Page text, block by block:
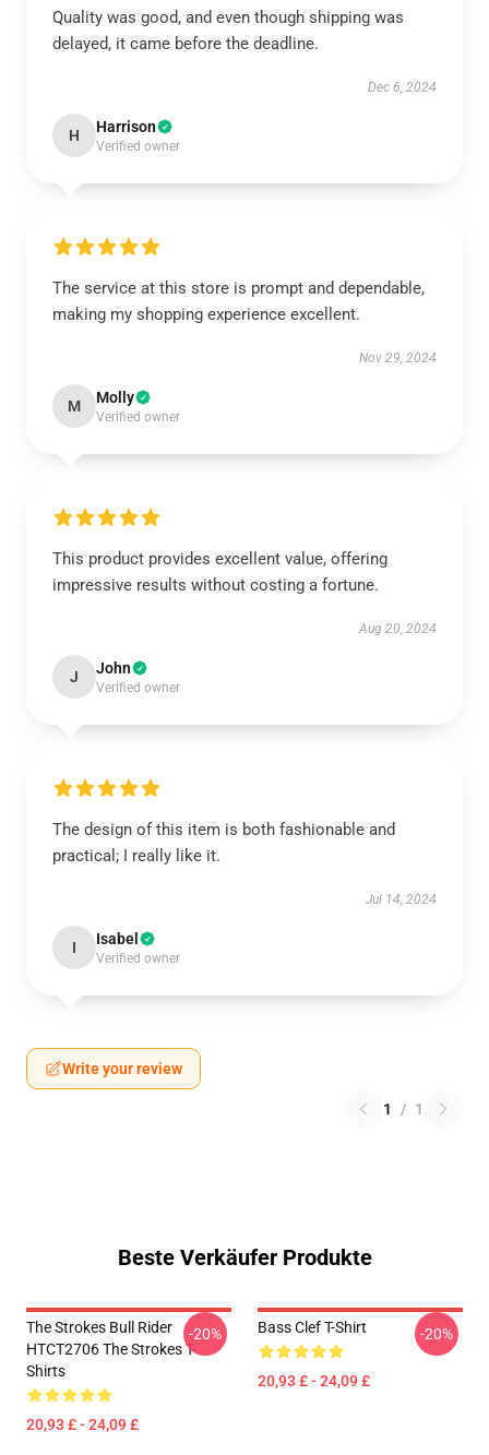
Quality was good, and even though shipping was
delayed, it came before the deadline.
Dec 6, 2024
H Harrison
Verified owner
The service at this store is prompt and dependable,
making my shopping experience excellent.
Nov 29, 2024
M Molly
Verified owner
This product provides excellent value, offering
impressive results without costing a fortune.
Aug 20, 2024
J John
Verified owner
The design of this item is both fashionable and
practical; I really like it.
Jul 14, 2024
I Isabel
Verified owner
Write your review
1 / 1
Beste Verkäufer Produkte
The Strokes Bull Rider
HTCT2706 The Strokes T-
Shirts
20,93 £ - 24,09 £
-20% Bass Clef T-Shirt
20,93 £ - 24,09 £
-20%